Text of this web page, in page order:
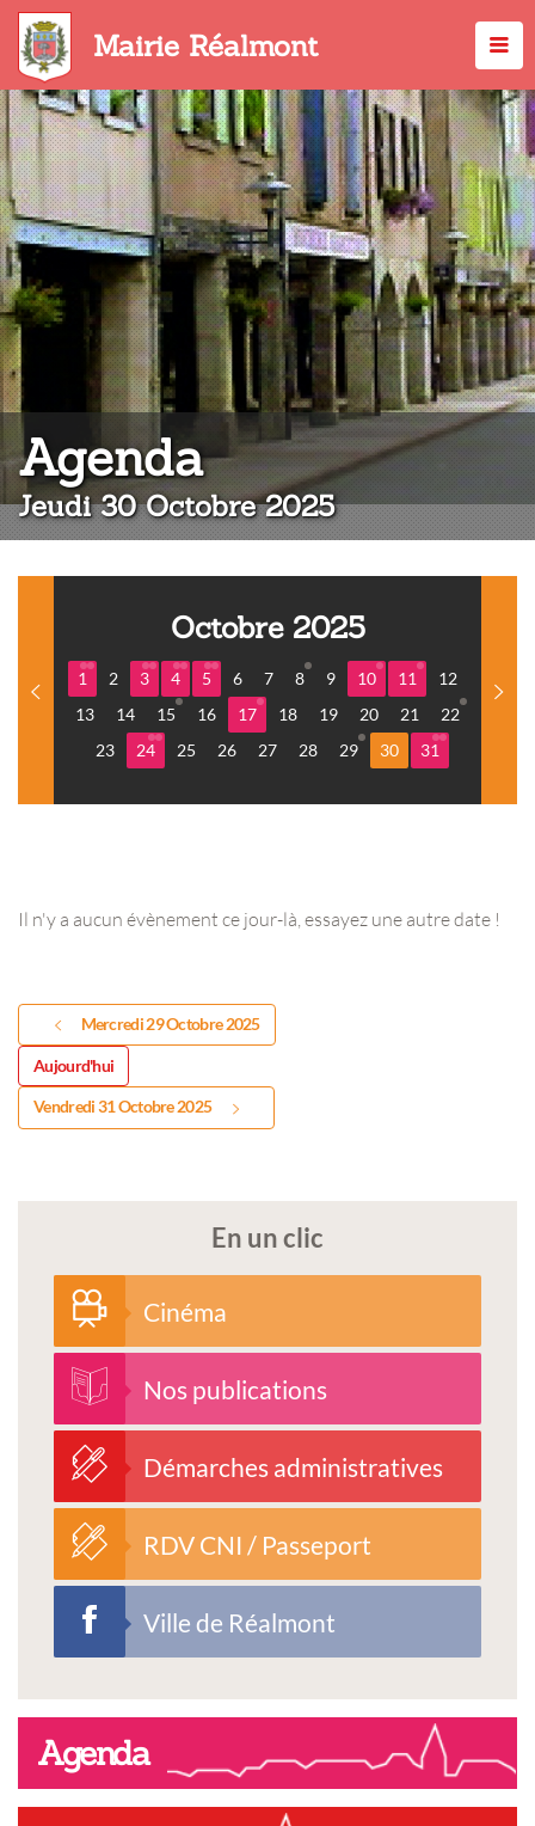
Aller
contenu
principal
Mairie Réalmont
Agenda:
Jeudi 30 Octobre 2025
Octobre 2025
1 2 3 4 5 6 7 8 9 10 11
12
13
14 15 16 17 18 19 20 21
22
23
24 25 26 27 28 29 30 31
Il n'y a aucun évènement ce jour-là, essayez une autre date !
Mercredi 29 Octobre 2025
Aujourd'hui
Vendredi 31 Octobre 2025
En un clic
Cinéma
Nos publications
Démarches administratives
RDV CNI / Passeport
Ville de Réalmont
Agenda